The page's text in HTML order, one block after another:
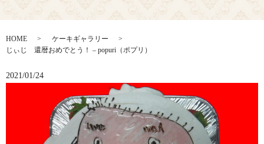
HOME
ケーキギャラリー
じぃじ 還暦おめでとう！ – popuri（ポプリ）
2021/01/24